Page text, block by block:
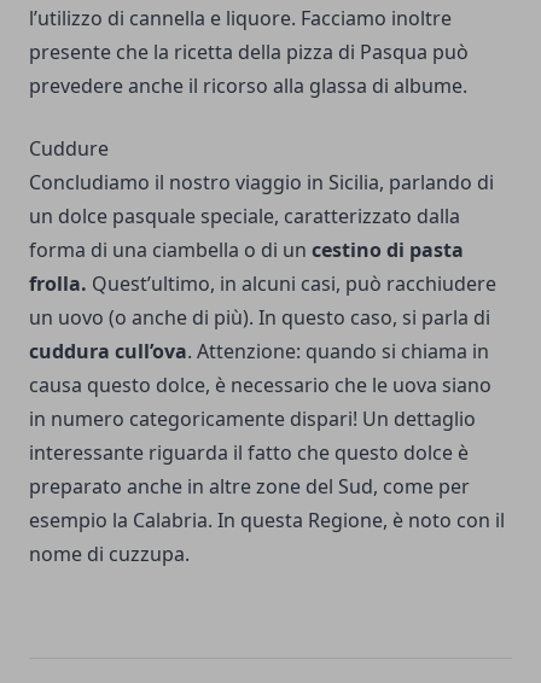
l’utilizzo di cannella e liquore. Facciamo inoltre
presente che la ricetta della pizza di Pasqua può
prevedere anche il ricorso alla glassa di albume.
Cuddure
Concludiamo il nostro viaggio in Sicilia, parlando di
un dolce pasquale speciale, caratterizzato dalla
forma di una ciambella o di un cestino di pasta
frolla. Quest’ultimo, in alcuni casi, può racchiudere
un uovo (o anche di più). In questo caso, si parla di
cuddura cull’ova. Attenzione: quando si chiama in
causa questo dolce, è necessario che le uova siano
in numero categoricamente dispari! Un dettaglio
interessante riguarda il fatto che questo dolce è
preparato anche in altre zone del Sud, come per
esempio la Calabria. In questa Regione, è noto con il
nome di cuzzupa.